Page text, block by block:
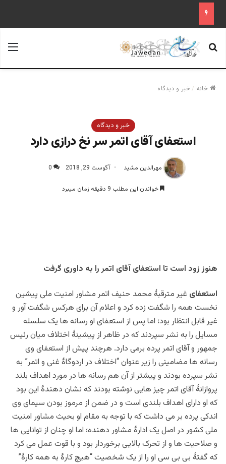
جستجو برای
خانه /خبر و دیدگاه
خبر و دیدگاه
استعفای آقای اتمر سر نخ درازی دارد
مهرالدین مشید آگوست 29, 2018 0
خواندن این مطلب 9 دقیقه زمان میبرد
هنوز زود است تا استعفای آقای اتمر را به داوری گرفت
استعفای غیر مترقبۀ محمد حنیف اتمر مشاور امنیت ملی پیشین
نخست همه را شگفت زده کرد و اعلام آن برای هرکس شگفت آور و
غیر قابل انتظار بود؛ اما پس از استعفای او رسانه ها یک سلسله
مسایل را به نشر سپردند که در ظاهر از پیشینۀ اختلاف میان رئیس
جمهور و آقای اتمر پرده برمی دارد. هرچند پیش از استعفای وی
رسانه ها مضامینی را زیر عنوان “اختلاف در اردوگاۀ غنی و اتمر” به
نشر سپرده بودند و پیشتر از آن هم رسانه ها در مورد اهداف بلند
پروازانۀ آقای اتمر چیز هایی نوشته بودند که نشان دهندۀ این بود
که او دارای اهداف بلندی است و در ضمن از مرموز بودن سیمای وی
اندکی پرده بر می داشت که با توجه به مقام او بحیث مشاور امنیت
ملی کشور در اصل یک ادارۀ مشاور دهنده؛ اما او چنان از توانایی ها
و صلاحیت ها و از تحرک بالایی برخوردار بود و با قوت عمل می کرد
که گفتۀ بی بی سی او را از یک شخصیت “هیچ کارۀ به همه کارۀ”